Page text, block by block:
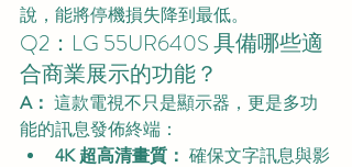
說，能將停機損失降到最低。
Q2：LG 55UR640S 具備哪些適
合商業展示的功能？
A： 這款電視不只是顯示器，更是多功
能的訊息發佈終端：
4K 超高清畫質： 確保文字訊息與影